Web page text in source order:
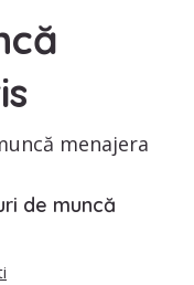
menajera
de muncă